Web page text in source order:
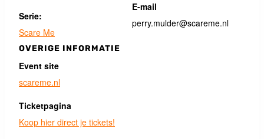
Serie:
Scare Me
E-mail
perry.mulder@scareme.nl
OVERIGE INFORMATIE
Event site
scareme.nl
Ticketpagina
Koop hier direct je tickets!